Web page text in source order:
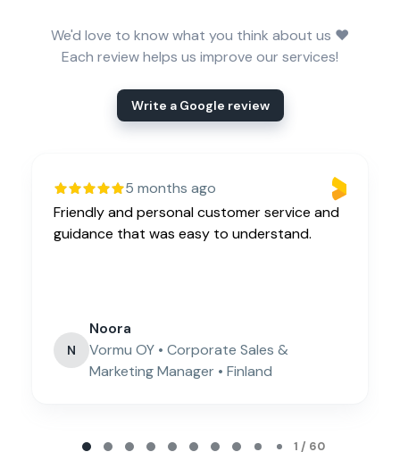
We'd love to know what you think about us ❤️
Each review helps us improve our services!
Write a Google review
5 months ago
Friendly and personal customer service and
guidance that was easy to understand.
N
Noora
Vormu OY • Corporate Sales &
Marketing Manager • Finland
1 / 60